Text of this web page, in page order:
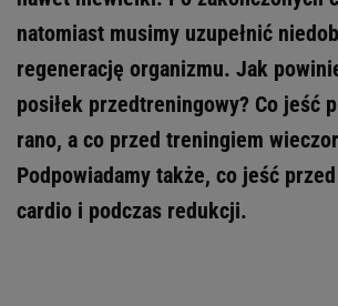
natomiast musimy uzupełnić
regenerację organizmu. Jak
posiłek przedtreningowy? Co jeść
rano, a co przed treningiem
Podpowiadamy także, co jeść
cardio i podczas redukcji.